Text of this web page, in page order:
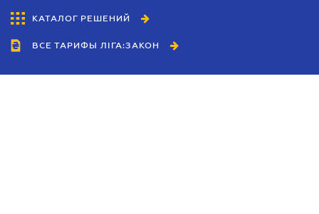
КАТАЛОГ РЕШЕНИЙ
ВСЕ ТАРИФЫ ЛІГА:ЗАКОН